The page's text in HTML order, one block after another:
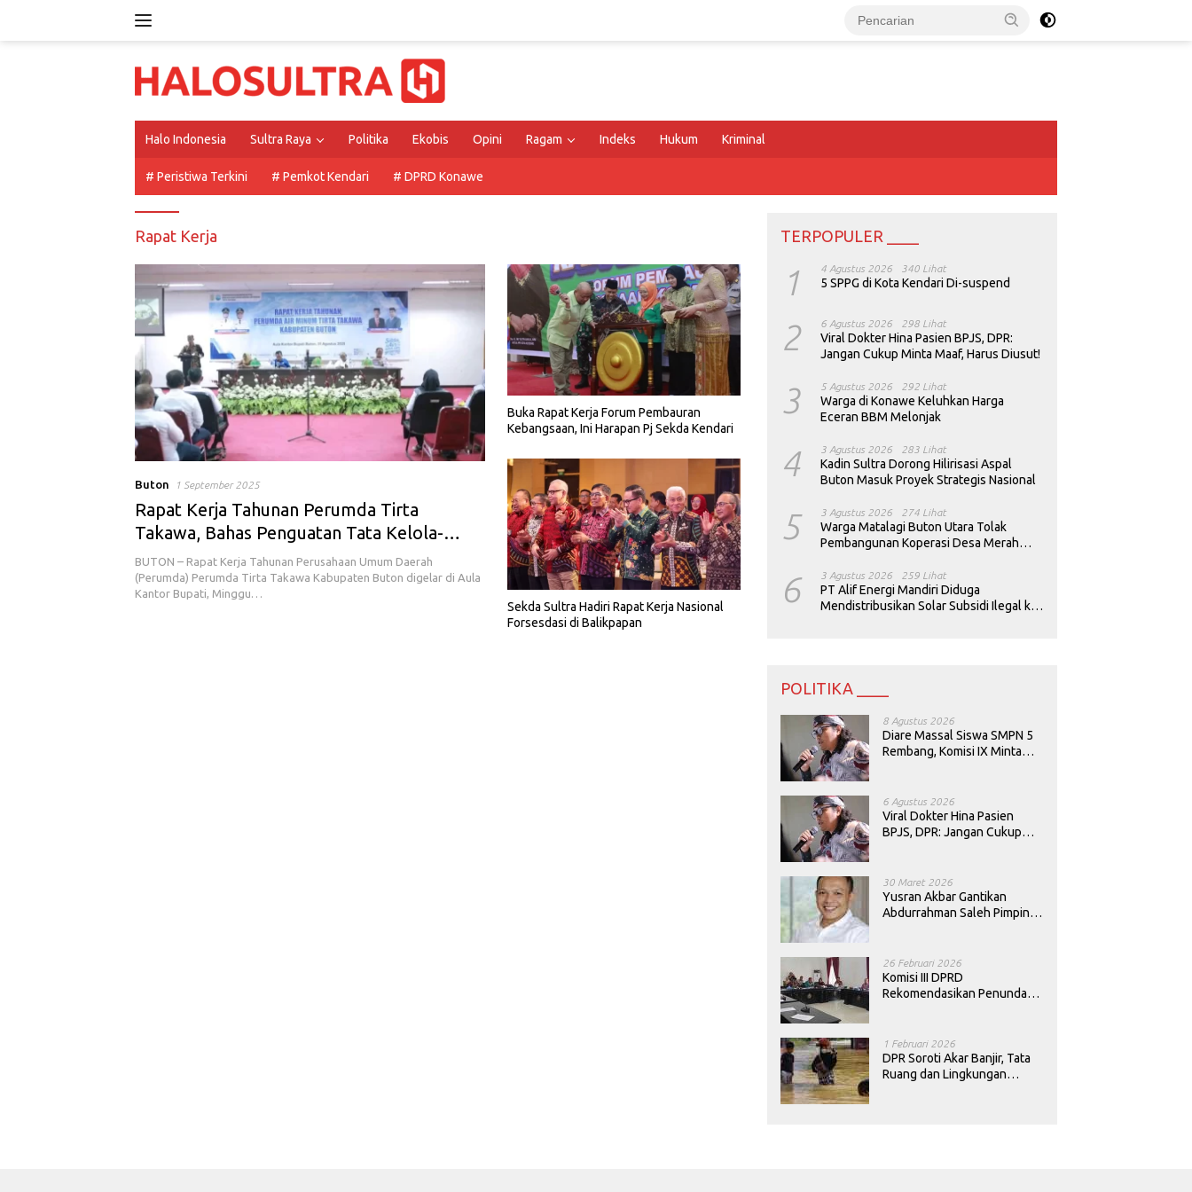
Halo Indonesia Sultra Raya Politika Ekobis Opini Ragam Indeks Hukum Kriminal
# Peristiwa Terkini # Pemkot Kendari # DPRD Konawe
Rapat Kerja
Buton 1 September 2025
Rapat Kerja Tahunan Perumda Tirta
Takawa, Bahas Penguatan Tata Kelola-
Inovasi
BUTON – Rapat Kerja Tahunan Perusahaan Umum Daerah
(Perumda) Perumda Tirta Takawa Kabupaten Buton digelar di Aula
Kantor Bupati, Minggu…
Buka Rapat Kerja Forum Pembauran
Kebangsaan, Ini Harapan Pj Sekda Kendari
Sekda Sultra Hadiri Rapat Kerja Nasional
Forsesdasi di Balikpapan
TERPOPULER ____
1 4 Agustus 2026 340 Lihat
5 SPPG di Kota Kendari Di-suspend
2 6 Agustus 2026 298 Lihat
Viral Dokter Hina Pasien BPJS, DPR:
Jangan Cukup Minta Maaf, Harus Diusut!
3 5 Agustus 2026 292 Lihat
Warga di Konawe Keluhkan Harga
Eceran BBM Melonjak
4 3 Agustus 2026 283 Lihat
Kadin Sultra Dorong Hilirisasi Aspal
Buton Masuk Proyek Strategis Nasional
5 3 Agustus 2026 274 Lihat
Warga Matalagi Buton Utara Tolak
Pembangunan Koperasi Desa Merah
6 3 Agustus 2026 259 Lihat
PT Alif Energi Mandiri Diduga
Mendistribusikan Solar Subsidi Ilegal ke
POLITIKA ____
8 Agustus 2026
Diare Massal Siswa SMPN 5
Rembang, Komisi IX Minta
6 Agustus 2026
Viral Dokter Hina Pasien
BPJS, DPR: Jangan Cukup
30 Maret 2026
Yusran Akbar Gantikan
Abdurrahman Saleh Pimpin
26 Februari 2026
Komisi III DPRD
Rekomendasikan Penundaan
1 Februari 2026
DPR Soroti Akar Banjir, Tata
Ruang dan Lingkungan